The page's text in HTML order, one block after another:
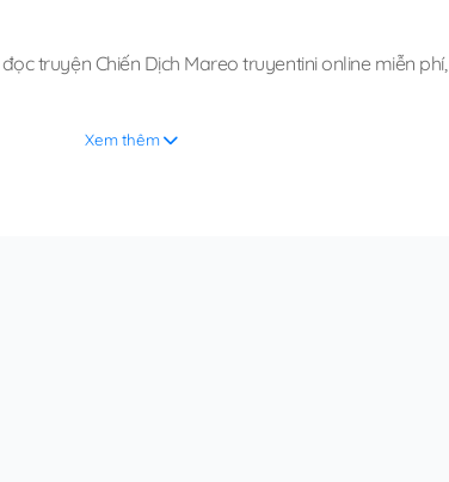
đọc truyện Chiến Dịch Mareo truyentini online miễn phí,
Xem thêm